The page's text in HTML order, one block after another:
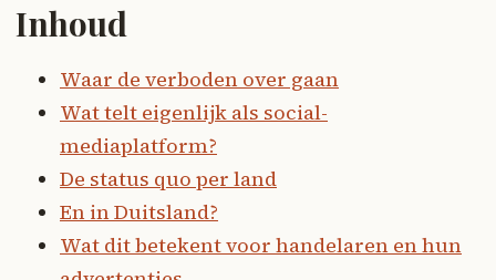
Inhoud
Waar de verboden over gaan
Wat telt eigenlijk als social-
mediaplatform?
De status quo per land
En in Duitsland?
Wat dit betekent voor handelaren en hun